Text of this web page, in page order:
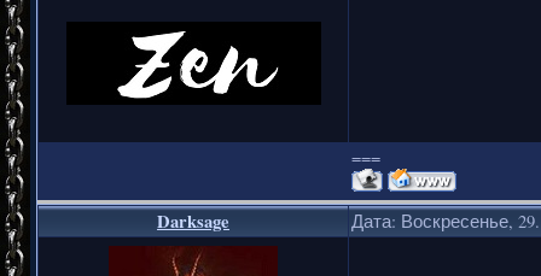
===
Darksage Дата: Воскресенье,